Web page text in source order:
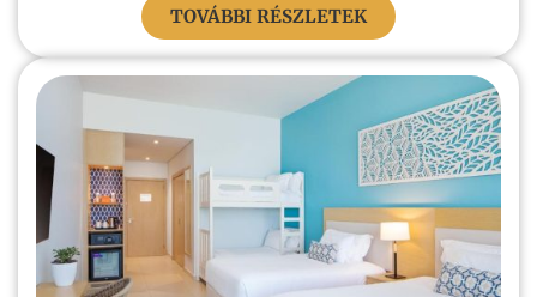
TOVÁBBI RÉSZLETEK